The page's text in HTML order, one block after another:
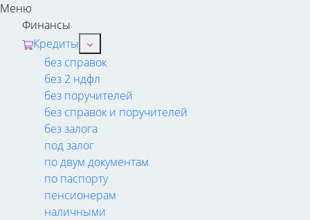
Меню
Финансы
Кредиты
без справок
без 2 ндфл
без поручителей
без справок и поручителей
без залога
под залог
по двум документам
по паспорту
пенсионерам
наличными